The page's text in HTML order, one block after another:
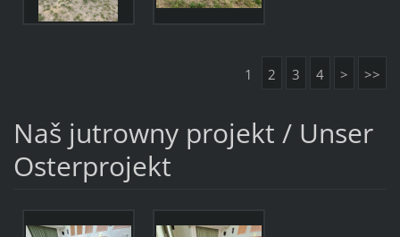
1 2 3 4 > >>
Naš jutrowny projekt / Unser
Osterprojekt